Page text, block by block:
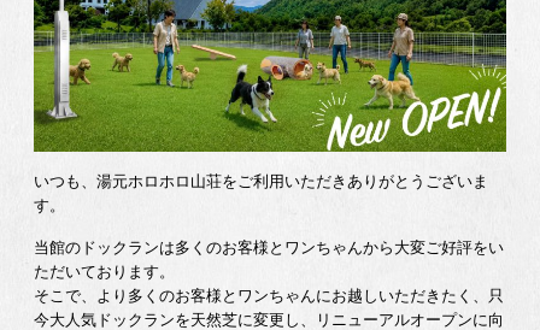
いつも、湯元ホロホロ山荘をご利用いただきありがとうございま
す。
当館のドックランは多くのお客様とワンちゃんから大変ご好評をい
ただいております。
そこで、より多くのお客様とワンちゃんにお越しいただきたく、只
今大人気ドックランを天然芝に変更し、リニューアルオープンに向